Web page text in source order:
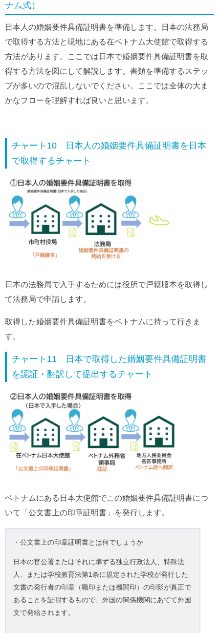
ナム式）
日本人の婚姻要件具備証明書を準備します。日本の法務局
で取得する方法と現地にある在ベトナム大使館で取得する
方法があります。ここでは日本で婚姻要件具備証明書を取
得する方法を図にして解説します。書類を準備するステッ
プが多いので混乱しないでください。ここでは全体の大ま
かなフローを理解すれば良いと思います。
チャート10 日本人の婚姻要件具備証明書を日本
で取得するチャート
日本の法務局で入手するためには役所で戸籍謄本を取得し
て法務局で申請します。
取得した婚姻要件具備証明書をベトナムに持って行きま
す。
チャート11 日本で取得した婚姻要件具備証明書
を認証・翻訳して提出するチャート
ベトナムにある日本大使館でこの婚姻要件具備証明書につ
いて「公文書上の印章証明書」を発行します。
・公文書上の印章証明書とは何でしょうか
日本の官公署またはそれに準ずる独立行政法人、特殊法
人、または学校教育法第1条に規定された学校が発行した
文書の発行者の印章（職印または機関印）の印影が真正で
あることを証明するもので、外国の関係機関にあてて外国
文で発給されます。